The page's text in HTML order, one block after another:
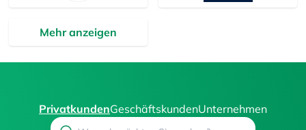
Mehr anzeigen
PrivatkundenGeschäftskundenUnternehmen
Search